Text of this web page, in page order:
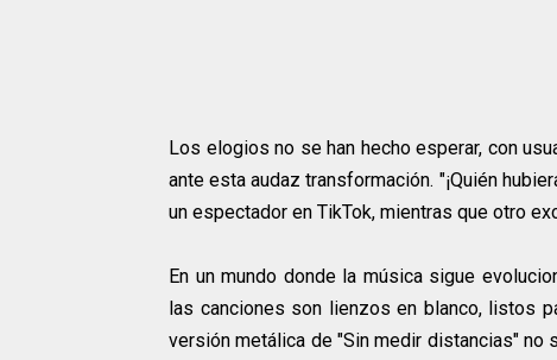
Los elogios no se han hecho esperar, con
ante esta audaz transformación. "¡Quién
un espectador en TikTok, mientras que otro
En un mundo donde la música sigue
las canciones son lienzos en blanco, listos
versión metálica de "Sin medir distancias"